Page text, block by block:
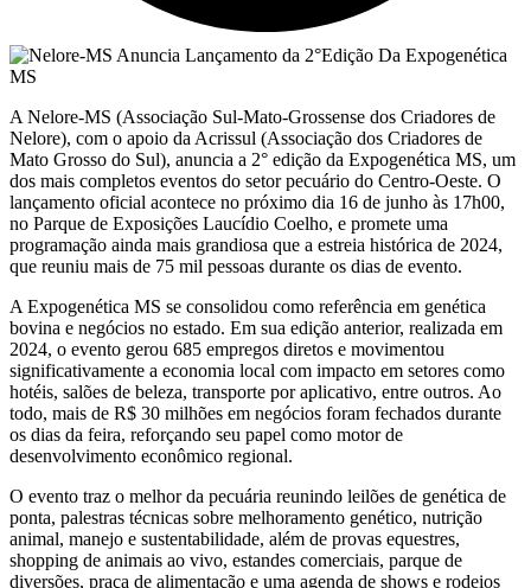
A Nelore-MS (Associação Sul-Mato-Grossense dos Criadores de
Nelore), com o apoio da Acrissul (Associação dos Criadores de
Mato Grosso do Sul), anuncia a 2° edição da Expogenética MS, um
dos mais completos eventos do setor pecuário do Centro-Oeste. O
lançamento oficial acontece no próximo dia 16 de junho às 17h00,
no Parque de Exposições Laucídio Coelho, e promete uma
programação ainda mais grandiosa que a estreia histórica de 2024,
que reuniu mais de 75 mil pessoas durante os dias de evento.
A Expogenética MS se consolidou como referência em genética
bovina e negócios no estado. Em sua edição anterior, realizada em
2024, o evento gerou 685 empregos diretos e movimentou
significativamente a economia local com impacto em setores como
hotéis, salões de beleza, transporte por aplicativo, entre outros. Ao
todo, mais de R$ 30 milhões em negócios foram fechados durante
os dias da feira, reforçando seu papel como motor de
desenvolvimento econômico regional.
O evento traz o melhor da pecuária reunindo leilões de genética de
ponta, palestras técnicas sobre melhoramento genético, nutrição
animal, manejo e sustentabilidade, além de provas equestres,
shopping de animais ao vivo, estandes comerciais, parque de
diversões, praça de alimentação e uma agenda de shows e rodeios